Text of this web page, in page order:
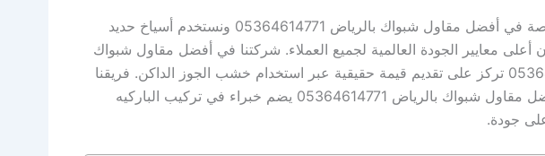
نحن شركة متخصصة في أفضل مقاول شبواك بالرياض 05364614771 ونستخدم أسياخ حديد
معايير الجودة العالمية لجميع العملاء. شركتنا في أفضل مقاول شبواك
بالرياض 05364614771 تركز على تقديم قيمة حقيقية عبر استخدام خشب الجوز الداكن. فريقنا
المتخصص في أفضل مقاول شبواك بالرياض 05364614771 يضم خبراء في تركيب الباركيه
جودة.